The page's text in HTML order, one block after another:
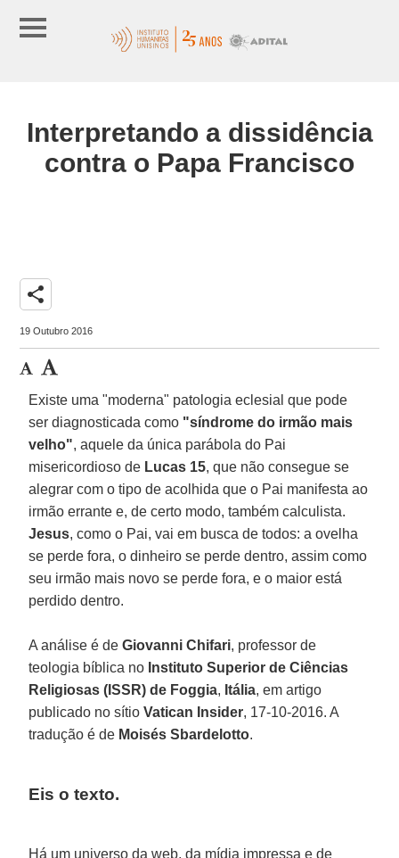
Interpretando a dissidência
contra o Papa Francisco
share
19 Outubro 2016
Existe uma "moderna" patologia eclesial que pode
ser diagnosticada como "síndrome do irmão mais
velho", aquele da única parábola do Pai
misericordioso de Lucas 15, que não consegue se
alegrar com o tipo de acolhida que o Pai manifesta ao
irmão errante e, de certo modo, também calculista.
Jesus, como o Pai, vai em busca de todos: a ovelha
se perde fora, o dinheiro se perde dentro, assim como
seu irmão mais novo se perde fora, e o maior está
perdido dentro.
A análise é deGiovanni Chifari, professor de
teologia bíblica no Instituto Superior de Ciências
Religiosas (ISSR) de Foggia, Itália, em artigo
publicado no sítioVatican Insider, 17-10-2016. A
tradução é de Moisés Sbardelotto.
Eis o texto.
Há um universo da web, da mídia impressa e de